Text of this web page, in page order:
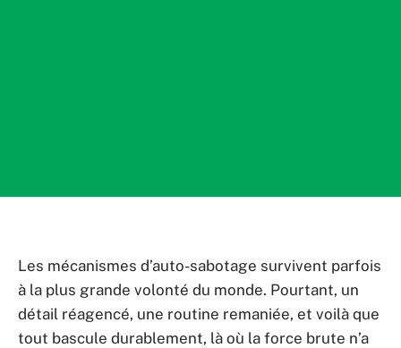
Les mécanismes d’auto-sabotage survivent parfois
à la plus grande volonté du monde. Pourtant, un
détail réagencé, une routine remaniée, et voilà que
tout bascule durablement, là où la force brute n’a